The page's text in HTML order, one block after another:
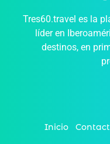
Tres60.travel es la
líder en
destinos, en
Inicio